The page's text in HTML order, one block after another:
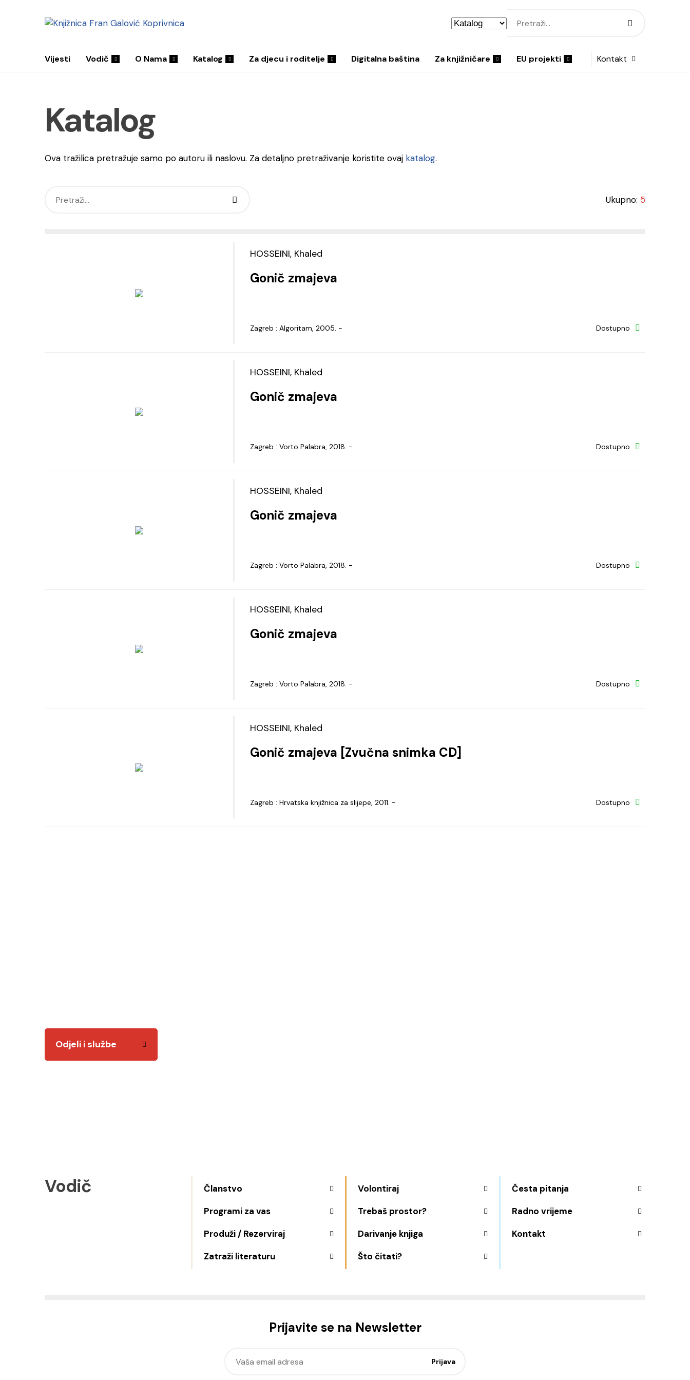
Vijesti Vodič O Nama Katalog Za djecu i roditelje Digitalna baština Za knjižničare EU projekti Kontakt
Katalog
Ova tražilica pretražuje samo po autoru ili naslovu. Za detaljno pretraživanje koristite ovaj katalog.
Ukupno: 5
HOSSEINI, Khaled
Gonič zmajeva
Zagreb : Algoritam, 2005. - Dostupno
HOSSEINI, Khaled
Gonič zmajeva
Zagreb : Vorto Palabra, 2018. - Dostupno
HOSSEINI, Khaled
Gonič zmajeva
Zagreb : Vorto Palabra, 2018. - Dostupno
HOSSEINI, Khaled
Gonič zmajeva
Zagreb : Vorto Palabra, 2018. - Dostupno
HOSSEINI, Khaled
Gonič zmajeva [Zvučna snimka CD]
Zagreb : Hrvatska knjižnica za slijepe, 2011. - Dostupno
Odjeli i službe
Vodič
Članstvo
Programi za vas
Produži / Rezerviraj
Zatraži literaturu
Volontiraj
Trebaš prostor?
Darivanje knjiga
Što čitati?
Česta pitanja
Radno vrijeme
Kontakt
Prijavite se na Newsletter